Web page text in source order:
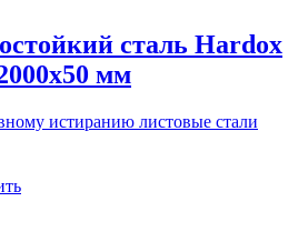
сталь Hardox
мм
истиранию листовые стали